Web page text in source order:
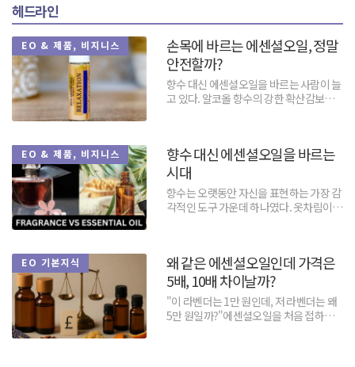
헤드라인
EO & 제품, 비지니스
손목에 바르는 에센셜오일, 정말
안전할까?
향수 대신 에센셜오일을 바르는 사람이 늘
고 있다. 알코올 향수의 강한 확산감보다
EO & 제품, 비지니스
향수 대신 에센셜오일을 바르는
시대
향수는 오랫동안 자신을 표현하는 가장 감
각적인 도구 가운데 하나였다. 옷차림이나
EO 기본지식
왜 같은 에센셜오일인데 가격은
5배, 10배 차이날까?
"이 라벤더는 1만 원인데, 저 라벤더는 왜
5만 원일까?"에센셜오일을 처음 접하는